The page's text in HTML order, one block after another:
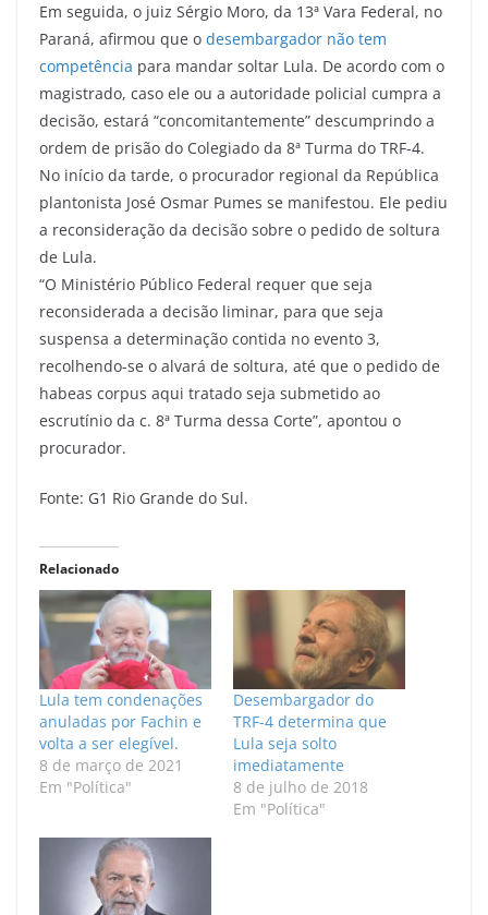
Em seguida, o juiz Sérgio Moro, da 13ª Vara Federal, no
Paraná, afirmou que o desembargador não tem
competência para mandar soltar Lula. De acordo com o
magistrado, caso ele ou a autoridade policial cumpra a
decisão, estará “concomitantemente” descumprindo a
ordem de prisão do Colegiado da 8ª Turma do TRF-4.
No início da tarde, o procurador regional da República
plantonista José Osmar Pumes se manifestou. Ele pediu
a reconsideração da decisão sobre o pedido de soltura
de Lula.
“O Ministério Público Federal requer que seja
reconsiderada a decisão liminar, para que seja
suspensa a determinação contida no evento 3,
recolhendo-se o alvará de soltura, até que o pedido de
habeas corpus aqui tratado seja submetido ao
escrutínio da c. 8ª Turma dessa Corte”, apontou o
procurador.
Fonte: G1 Rio Grande do Sul.
Relacionado
Lula tem condenações
anuladas por Fachin e
volta a ser elegível.
8 de março de 2021
Em "Política"
Desembargador do
TRF-4 determina que
Lula seja solto
imediatamente
8 de julho de 2018
Em "Política"